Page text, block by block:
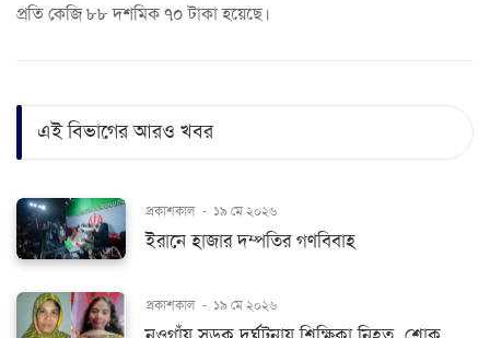
প্রতি কেজি ৮৮ দশমিক ৭০ টাকা হয়েছে।
এই বিভাগের আরও খবর
প্রকাশকাল - ১৯ মে ২০২৬
ইরানে হাজার দম্পতির গণবিবাহ
প্রকাশকাল - ১৯ মে ২০২৬